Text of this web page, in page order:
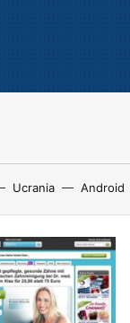
Ucrania Android